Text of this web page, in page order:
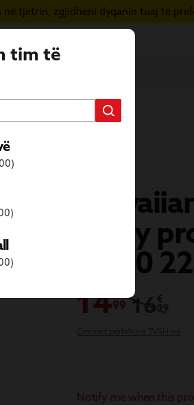
tjetrin, zgjidheni dyqanin tuaj të
tim të
spray
spf50
1499 16 99
Notify me when this